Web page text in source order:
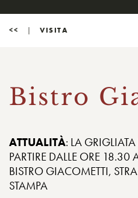
<< VISITA
Bistro
ATTUALITÀ: LA
PARTIRE DALLE ORE 18.30
BISTRO GIACOMETTI,
STAMPA